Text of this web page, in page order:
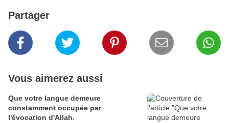
Partager
Vous aimerez aussi
Que votre langue demeure
constamment occupée par
l'évocation d'Allah.